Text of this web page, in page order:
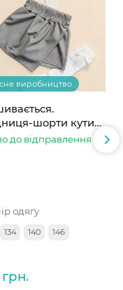
виробництво
шорти кутик
в смужку
до відправлення
одягу
134 140 146